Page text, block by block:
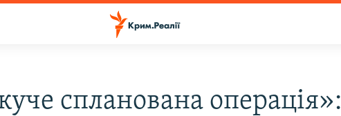
спланована операція»: